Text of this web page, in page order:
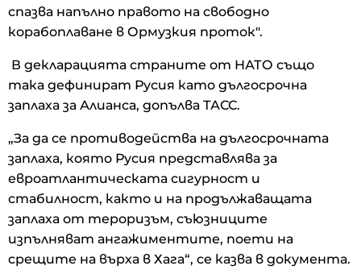
спазва напълно правото на свободно
корабоплаване в Ормузкия проток".
В декларацията страните от НАТО също
така дефинират Русия като дългосрочна
заплаха за Алианса, допълва ТАСС.
„За да се противодейства на дългосрочната
заплаха, която Русия представлява за
евроатлантическата сигурност и
стабилност, както и на продължаващата
заплаха от тероризъм, съюзниците
изпълняват ангажиментите, поети на
срещите на върха в Хага“, се казва в документа.